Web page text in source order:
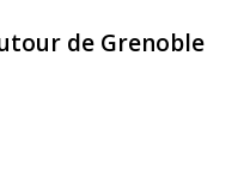
de Grenoble